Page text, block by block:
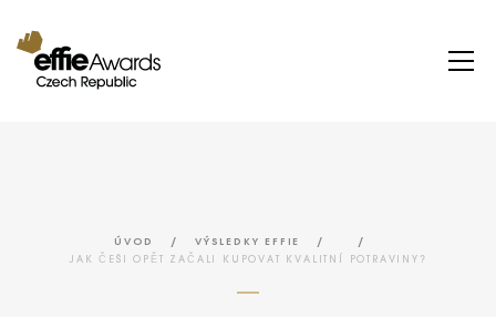
ÚVOD / VÝSLEDKY EFFIE / /
JAK ČEŠI OPĚT ZAČALI KUPOVAT KVALITNÍ POTRAVINY?